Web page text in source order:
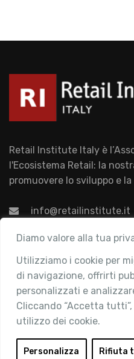
Diamo valore alla tua
Utilizziamo i cookie per
di navigazione, offrirti
personalizzati e
Cliccando “Accetta
utilizzo dei cookie.
Personalizza Rifiuta
Retail Institute Italy è
l'Ecosistema Retail: la
promuovere lo sviluppo e
info@retailinstitute.it
Associazione
Chi siamo
Attività
Contatti
Area Riservata
Login